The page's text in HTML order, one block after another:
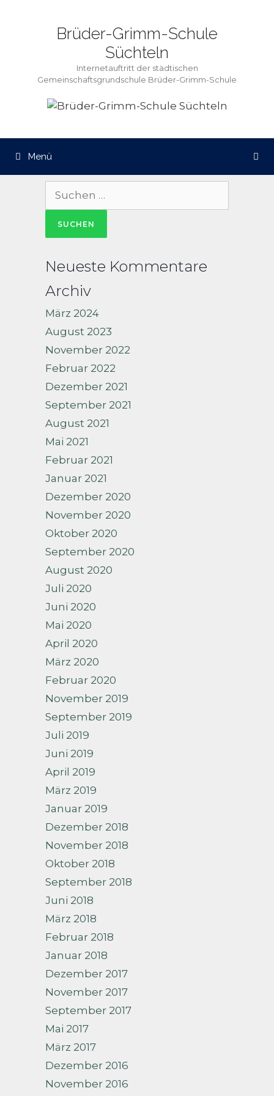
Brüder-Grimm-Schule
Süchteln
Internetauftritt der städtischen
Gemeinschaftsgrundschule Brüder-Grimm-Schule
Menü
Suche
Neueste Kommentare
Archiv
März 2024
August 2023
November 2022
Februar 2022
Dezember 2021
September 2021
August 2021
Mai 2021
Februar 2021
Januar 2021
Dezember 2020
November 2020
Oktober 2020
September 2020
August 2020
Juli 2020
Juni 2020
Mai 2020
April 2020
März 2020
Februar 2020
November 2019
September 2019
Juli 2019
Juni 2019
April 2019
März 2019
Januar 2019
Dezember 2018
November 2018
Oktober 2018
September 2018
Juni 2018
März 2018
Februar 2018
Januar 2018
Dezember 2017
November 2017
September 2017
Mai 2017
März 2017
Dezember 2016
November 2016